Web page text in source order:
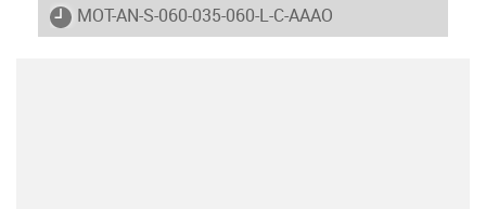
igus-icon-lieferzeit
MOT-AN-S-060-035-060-L-C-AAAO